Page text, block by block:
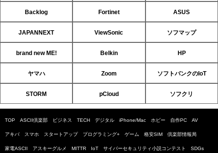
Backlog Fortinet ASUS
JAPANNEXT ViewSonic ソフマップ
brand new ME! Belkin HP
ヤマハ Zoom ソフトバンクのIoT
STORM pCloud ソフクリ
TOP ASCII倶楽部 ビジネス TECH デジタル iPhone/Mac ホビー 自作PC AV
アキバ スマホ スタートアップ プログラミング+ ゲーム 格安SIM 倶楽部情報局
家電ASCII アスキーグルメ MITTR IoT サイバーセキュリティ小説コンテスト SDGs